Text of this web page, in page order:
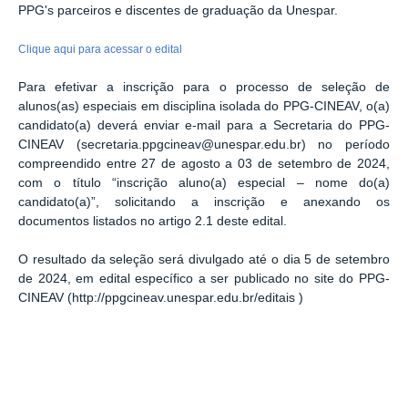
PPG's parceiros e discentes de graduação da Unespar.
Clique aqui para acessar o edital
Para efetivar a inscrição para o processo de seleção de
alunos(as) especiais em disciplina isolada do PPG-CINEAV, o(a)
candidato(a) deverá enviar e-mail para a Secretaria do PPG-
CINEAV (secretaria.ppgcineav@unespar.edu.br) no período
compreendido entre 27 de agosto a 03 de setembro de 2024,
com o título “inscrição aluno(a) especial – nome do(a)
candidato(a)”, solicitando a inscrição e anexando os
documentos listados no artigo 2.1 deste edital.
O resultado da seleção será divulgado até o dia 5 de setembro
de 2024, em edital específico a ser publicado no site do PPG-
CINEAV (http://ppgcineav.unespar.edu.br/editais )